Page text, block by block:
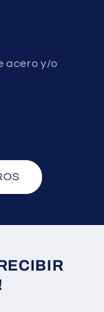
acero y/o